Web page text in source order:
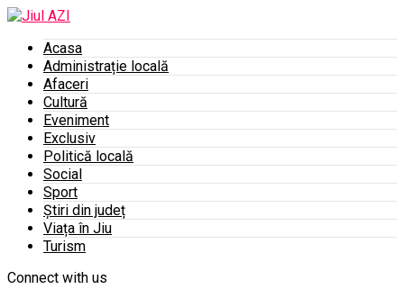
Acasa
Administrație locală
Afaceri
Cultură
Eveniment
Exclusiv
Politică locală
Social
Sport
Știri din județ
Viața în Jiu
Turism
Connect with us